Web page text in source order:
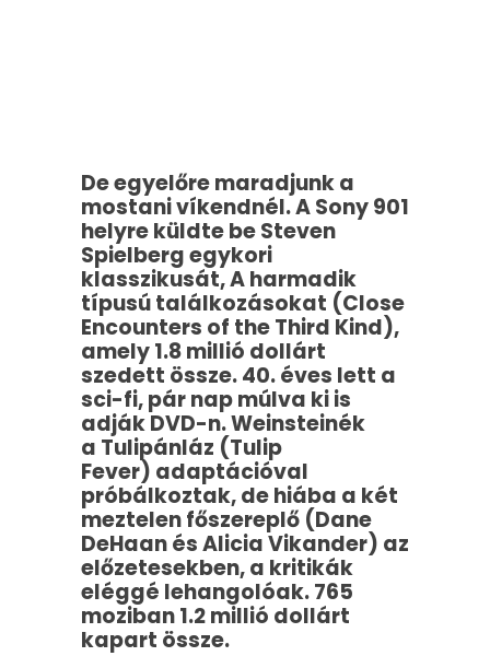
De egyelőre maradjunk a
mostani víkendnél. A Sony 901
helyre küldte be Steven
Spielberg egykori
klasszikusát, A harmadik
típusú találkozásokat (Close
Encounters of the Third Kind),
amely 1.8 millió dollárt
szedett össze. 40. éves lett a
sci-fi, pár nap múlva ki is
adják DVD-n. Weinsteinék
a Tulipánláz (Tulip
Fever) adaptációval
próbálkoztak, de hiába a két
meztelen főszereplő (Dane
DeHaan és Alicia Vikander) az
előzetesekben, a kritikák
eléggé lehangolóak. 765
moziban 1.2 millió dollárt
kapart össze.